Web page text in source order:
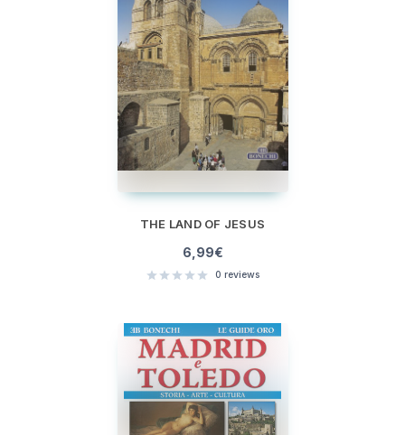
THE LAND OF JESUS
6,99€
0 reviews